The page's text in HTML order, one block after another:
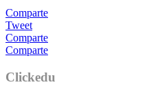
Comparte
Tweet
Comparte
Comparte
Clickedu